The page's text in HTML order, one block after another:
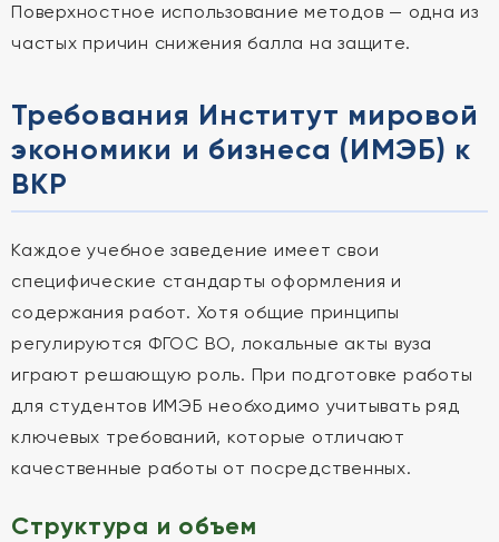
Поверхностное использование методов — одна из
частых причин снижения балла на защите.
Требования Институт мировой
экономики и бизнеса (ИМЭБ) к
ВКР
Каждое учебное заведение имеет свои
специфические стандарты оформления и
содержания работ. Хотя общие принципы
регулируются ФГОС ВО, локальные акты вуза
играют решающую роль. При подготовке работы
для студентов ИМЭБ необходимо учитывать ряд
ключевых требований, которые отличают
качественные работы от посредственных.
Структура и объем